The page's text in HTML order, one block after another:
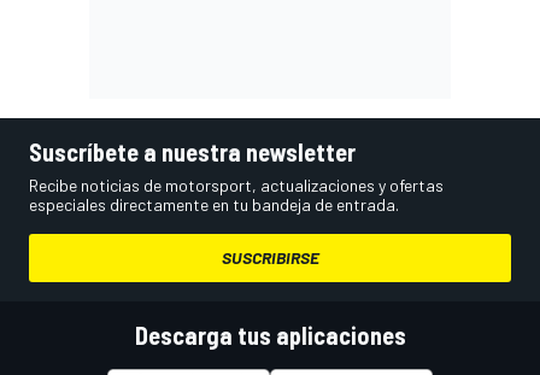
Suscríbete a nuestra newsletter
Recibe noticias de motorsport, actualizaciones y ofertas
especiales directamente en tu bandeja de entrada.
SUSCRIBIRSE
Descarga tus aplicaciones